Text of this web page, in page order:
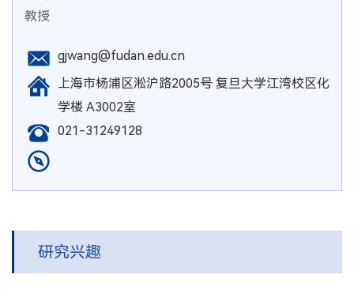
教授
gjwang@fudan.edu.cn
上海市杨浦区淞沪路2005号 复旦大学江湾校区化
学楼 A3002室
021-31249128
研究兴趣